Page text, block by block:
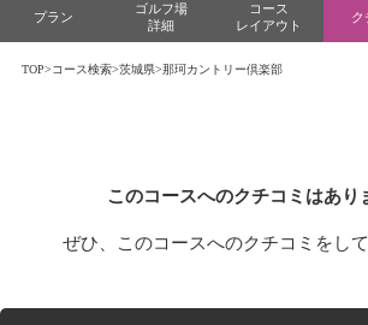
プラン
ゴルフ場
詳細
コース
レイアウト
ク
TOP>コース検索>茨城県>那珂カントリー倶楽部
このコースへのクチコミはあり
ぜひ、このコースへのクチコミをし